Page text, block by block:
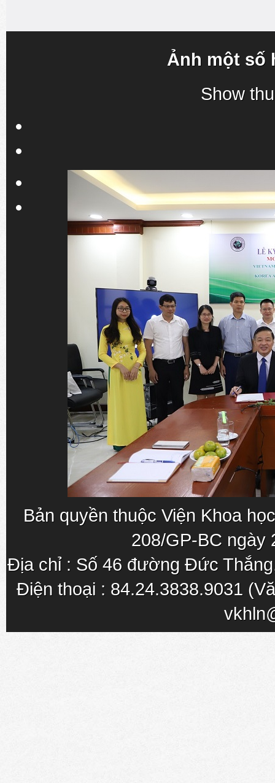
Ảnh một số
Show
Bản quyền thuộc Viện Khoa
208/GP-BC ngày
Địa chỉ : Số 46 đường Đức
Điện thoại : 84.24.3838.9031